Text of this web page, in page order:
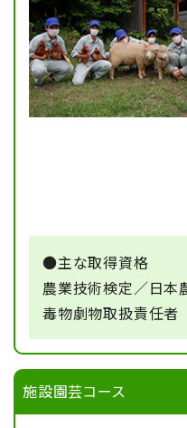
2025/06/
収穫盛期！
2025/06/
初めてのハ
DXハイスク
されました
2025/04/26
屋上にてミ
●主な取得資格
農業技術検定／日本
毒物劇物取扱責任者
施設園芸コース